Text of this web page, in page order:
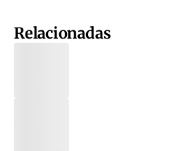
Relacionadas